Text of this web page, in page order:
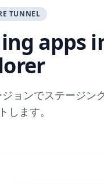
TUNNEL
apps
ョンでステージン
します。